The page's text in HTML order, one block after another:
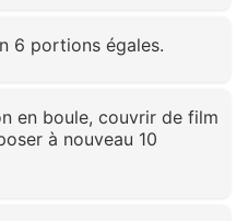
6 portions égales.
en boule, couvrir de film
à nouveau 10